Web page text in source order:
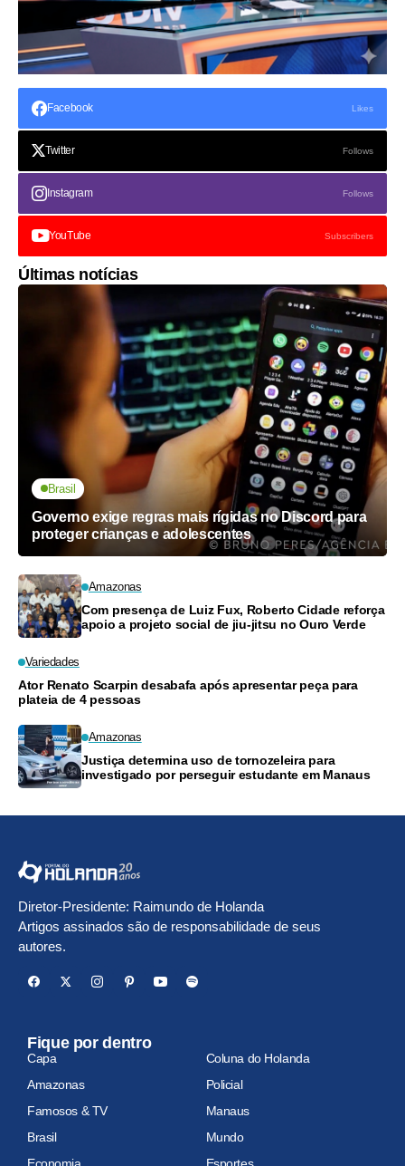
Facebook Likes
Twitter Follows
Instagram Follows
YouTube Subscribers
Últimas notícias
Brasil
Governo exige regras mais rígidas no Discord para
proteger crianças e adolescentes
Amazonas
Com presença de Luiz Fux, Roberto Cidade reforça
apoio a projeto social de jiu-jitsu no Ouro Verde
Variedades
Ator Renato Scarpin desabafa após apresentar peça para
plateia de 4 pessoas
Amazonas
Justiça determina uso de tornozeleira para
investigado por perseguir estudante em Manaus
Diretor-Presidente: Raimundo de Holanda
Artigos assinados são de responsabilidade de seus
autores.
Fique por dentro
Capa
Coluna do Holanda
Amazonas
Policial
Famosos & TV
Manaus
Brasil
Mundo